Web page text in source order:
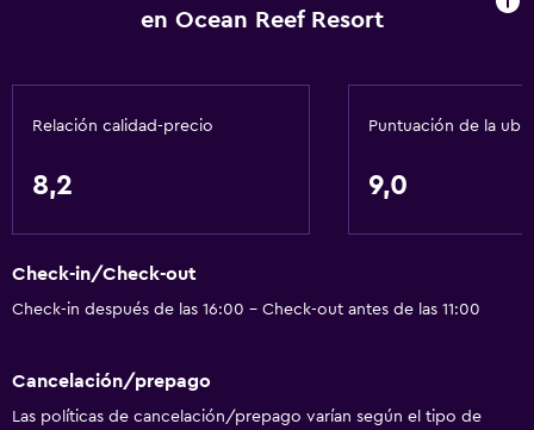
en Ocean Reef Resort
Relación calidad-precio
8,2
Puntuación de la
9,0
Check-in/Check-out
Check-in después de las 16:00 - Check-out antes de las 11:00
Cancelación/prepago
Las políticas de cancelación/prepago varían según el tipo de